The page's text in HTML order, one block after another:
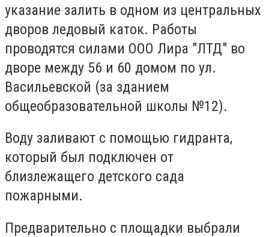
указание залить в одном из центральных
дворов ледовый каток. Работы
проводятся силами ООО Лира "ЛТД" во
дворе между 56 и 60 домом по ул.
Васильевской (за зданием
общеобразовательной школы №12).
Воду заливают с помощью гидранта,
который был подключен от
близлежащего детского сада
пожарными.
Предварительно с площадки выбрали